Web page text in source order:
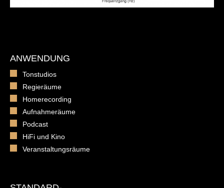
ANWENDUNG
Tonstudios
Regieräume
Homerecording
Aufnahmeräume
Podcast
HiFi und Kino
Veranstaltungsräume